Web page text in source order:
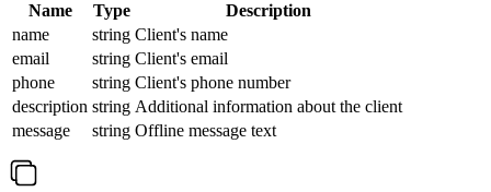
Name Type
Description
name
string Client's name
email
string Client's email
phone
string Client's phone number
description string Additional information about the client
message
string Offline message text